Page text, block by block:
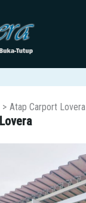
Atap Carport Lovera